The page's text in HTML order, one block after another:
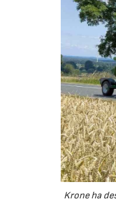
Krone ha